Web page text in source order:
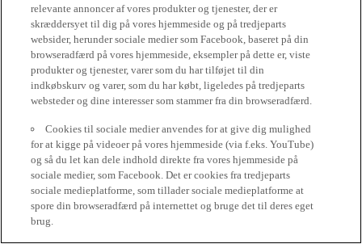
relevante annoncer af vores produkter og tjenester, der er
skræddersyet til dig på vores hjemmeside og på tredjeparts
websider, herunder sociale medier som Facebook, baseret på din
browseradfærd på vores hjemmeside, eksempler på dette er, viste
produkter og tjenester, varer som du har tilføjet til din
indkøbskurv og varer, som du har købt, ligeledes på tredjeparts
websteder og dine interesser som stammer fra din browseradfærd.
Cookies til sociale medier anvendes for at give dig mulighed
for at kigge på videoer på vores hjemmeside (via f.eks. YouTube)
og så du let kan dele indhold direkte fra vores hjemmeside på
sociale medier, som Facebook. Det er cookies fra tredjeparts
sociale medieplatforme, som tillader sociale medieplatforme at
spore din browseradfærd på internettet og bruge det til deres eget
brug.